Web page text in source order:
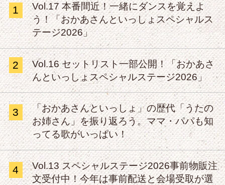
1
Vol.17 本番間近！一緒にダンスを覚えよ
う！「おかあさんといっしょスペシャルス
テージ2026」
2
Vol.16 セットリスト一部公開！「おかあさ
んといっしょスペシャルステージ2026」
3
「おかあさんといっしょ」の歴代「うたの
お姉さん」を振り返ろう。ママ・パパも知
ってる歌がいっぱい！
4
Vol.13 スペシャルステージ2026事前物販注
文受付中！今年は事前配送と会場受取が選